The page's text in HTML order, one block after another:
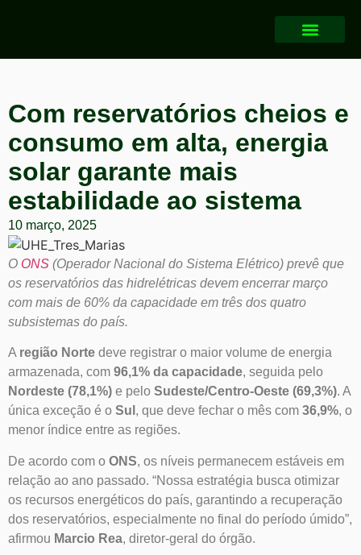
Com reservatórios cheios e
consumo em alta, energia
solar garante mais
estabilidade ao sistema
10 março, 2025
O ONS (Operador Nacional do Sistema Elétrico) prevê que
os reservatórios das hidrelétricas devem encerrar março
com mais de 60% da capacidade em três dos quatro
subsistemas do país.
A região Norte deve registrar o maior volume de energia
armazenada, com 96,1% da capacidade, seguida pelo
Nordeste (78,1%) e pelo Sudeste/Centro-Oeste (69,3%). A
única exceção é o Sul , que deve fechar o mês com 36,9%, o
menor índice entre as regiões.
De acordo com o ONS, os níveis permanecem estáveis em
relação ao ano passado. “Nossa estratégia busca otimizar
os recursos energéticos do país, garantindo a recuperação
dos reservatórios, especialmente no final do período úmido”,
afirmou Marcio Rea, diretor-geral do órgão.